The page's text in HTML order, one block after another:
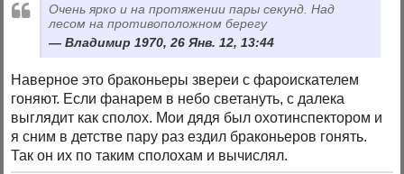
Очень ярко и на протяжении пары секунд. Над
лесом на противоположном берегу
Владимир 1970, 26 Янв. 12, 13:44
Наверное это браконьеры звереи с фароискателем
гоняют. Если фанарем в небо светануть, с далека
выглядит как сполох. Мои дядя был охотинспектором и
я сним в детстве пару раз ездил браконьеров гонять.
Так он их по таким сполохам и вычислял.